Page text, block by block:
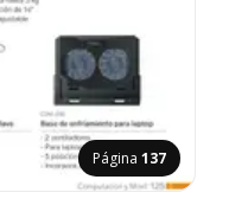
Página 137